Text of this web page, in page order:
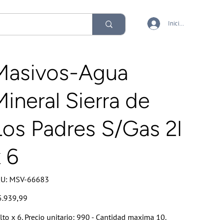
Iniciar sesión
Agua
Sierra de
Padres S/Gas 2l
6
SKU
MSV-
MSV-66683
x 6. Precio unitario: 990 - Cantidad maxima 10.